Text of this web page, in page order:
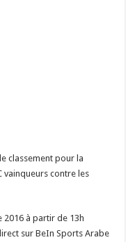
classement pour la
vainqueurs contre les
2016 à partir de 13h
sur BeIn Sports Arabe